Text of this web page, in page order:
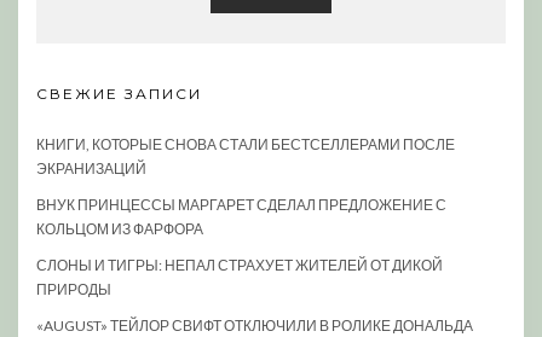
СВЕЖИЕ ЗАПИСИ
КНИГИ, КОТОРЫЕ СНОВА СТАЛИ БЕСТСЕЛЛЕРАМИ ПОСЛЕ
ЭКРАНИЗАЦИЙ
ВНУК ПРИНЦЕССЫ МАРГАРЕТ СДЕЛАЛ ПРЕДЛОЖЕНИЕ С
КОЛЬЦОМ ИЗ ФАРФОРА
СЛОНЫ И ТИГРЫ: НЕПАЛ СТРАХУЕТ ЖИТЕЛЕЙ ОТ ДИКОЙ
ПРИРОДЫ
«AUGUST» ТЕЙЛОР СВИФТ ОТКЛЮЧИЛИ В РОЛИКЕ ДОНАЛЬДА